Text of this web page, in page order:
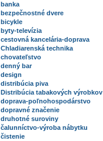
banka
bezpečnostné dvere
bicykle
byty-televízia
cestovná kancelária-doprava
Chladiarenská technika
chovateľstvo
denný bar
design
distribúcia piva
Distribúcia tabakových výrobkov
doprava-poľnohospodárstvo
dopravné značenie
druhotné suroviny
čalunníctvo-výroba nábytku
čistenie